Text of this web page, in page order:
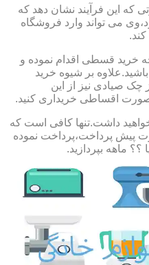
که این فرآیند نشان دهد که
می تواند وارد فروشگاه
خرید قسطی اقدام نموده و
بر شیوه خرید
چک صیادی نیز از این
صورت اقساطی خریداری کنید.
داشت.تنها کافی است که
پیش پرداخت،پرداخت نموده
ماهه بپردازید.